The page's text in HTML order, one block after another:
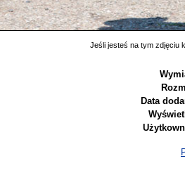
Jeśli jesteś na tym zdjęciu
Data